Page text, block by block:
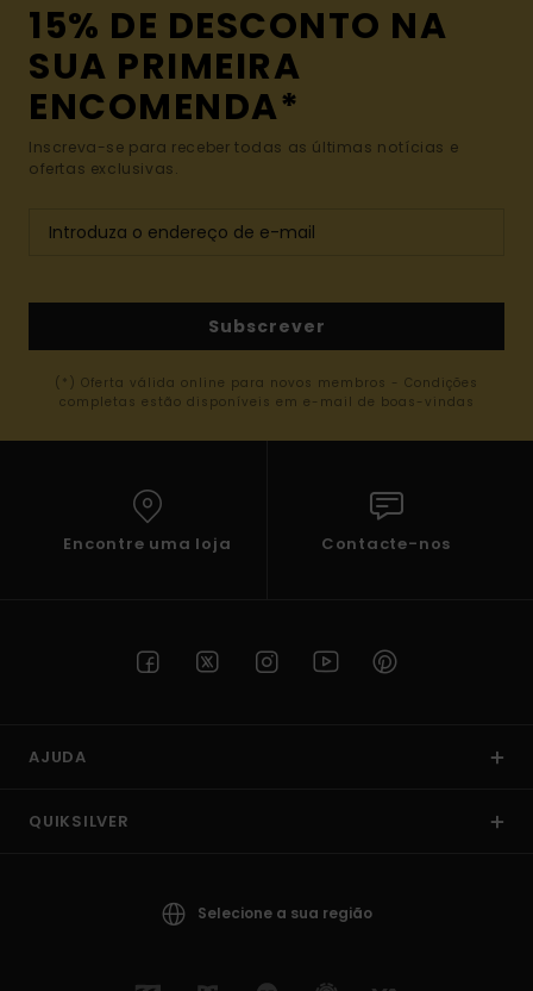
15% DE DESCONTO NA
SUA PRIMEIRA
ENCOMENDA*
Inscreva-se para receber todas as últimas notícias e
ofertas exclusivas.
Subscrever
(*) Oferta válida online para novos membros - Condições
completas estão disponíveis em e-mail de boas-vindas
Encontre uma loja Contacte-nos
AJUDA
QUIKSILVER
Selecione a sua região